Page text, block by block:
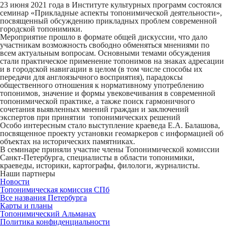
23 июня 2021 года в Институте культурных программ состоялся
семинар «Прикладные аспекты топонимической деятельности»,
посвященный обсуждению прикладных проблем современной
городской топонимики.
Мероприятие прошло в формате общей дискуссии, что дало
участникам возможность свободно обменяться мнениями по
всем актуальным вопросам. Основными темами обсуждения
стали практическое применение топонимов на знаках адресации
и в городской навигации в целом (в том числе способы их
передачи для англоязычного восприятия), парадоксы
общественного отношения к нормативному употреблению
топонимов, значение и формы увековечивания в современной
топонимической практике, а также поиск гармоничного
сочетания выявленных мнений граждан и заключений
экспертов при принятии топонимических решений
Особо интересным стало выступление краеведа Е.А. Балашова,
посвященное проекту установки геомаркеров с информацией об
объектах на исторических памятниках.
В семинаре приняли участие члены Топонимической комиссии
Санкт-Петербурга, специалисты в области топонимики,
краеведы, историки, картографы, филологи, журналисты.
Наши партнеры
Новости
Топонимическая комиссия СПб
Все названия Петербурга
Карты и планы
Топонимический Альманах
Политика конфиденциальности